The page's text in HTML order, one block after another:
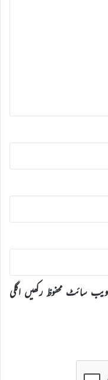
سائٹ محفوظ رکھیں اگلی